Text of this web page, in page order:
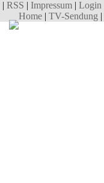
| RSS | Impressum | Login
Home | TV-Sendung |